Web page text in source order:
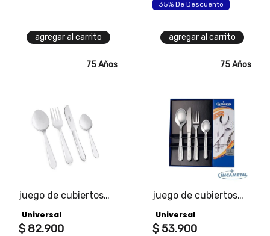
agregar al carrito
35% De Descuento
agregar al carrito
75 Años
juego de cubiertos
Universal
$ 82.900
75 Años
juego de cubiertos
Universal
$ 53.900